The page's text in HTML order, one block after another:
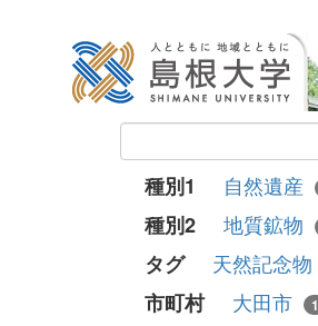
種別1 自然遺産
種別2 地質鉱物
タグ 天然記念物
市町村 大田市 1